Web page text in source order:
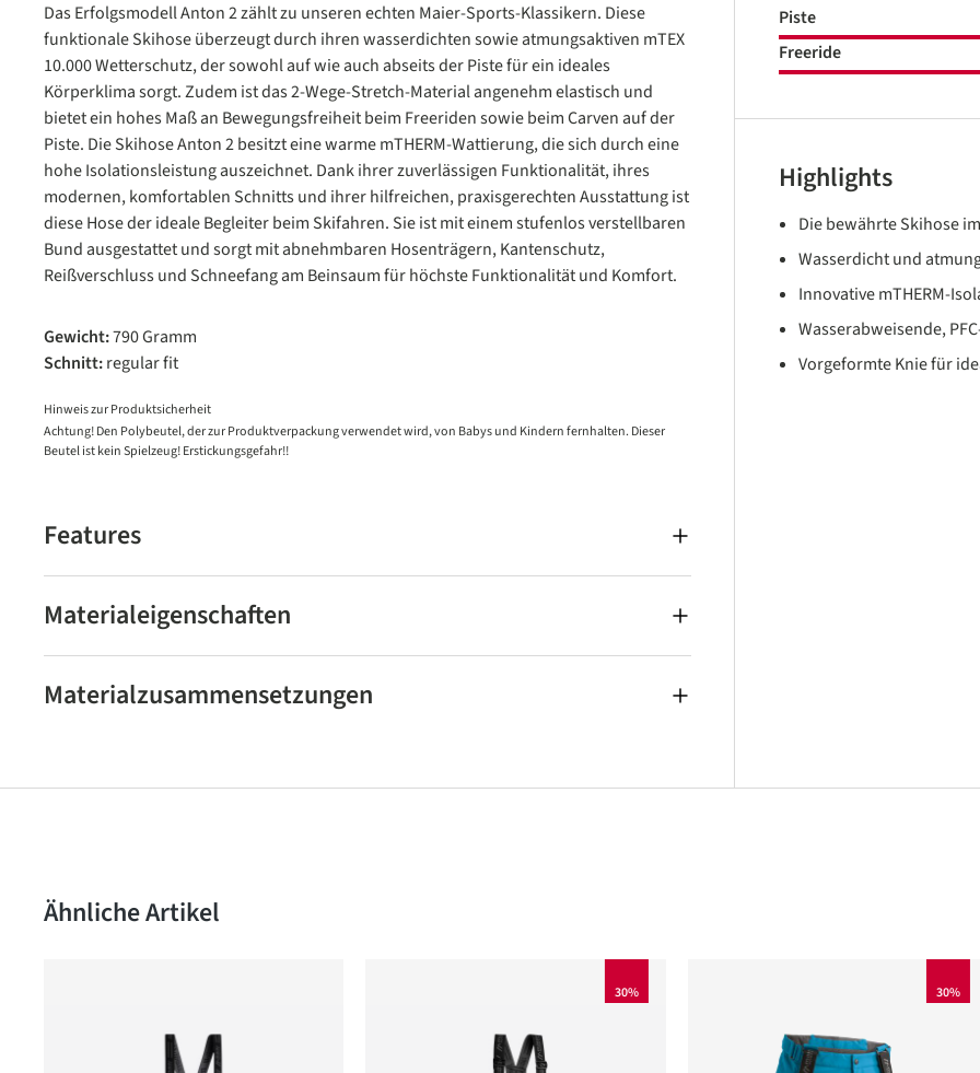
Das Erfolgsmodell Anton 2 zählt zu unseren echten Maier-Sports-Klassikern. Diese
funktionale Skihose überzeugt durch ihren wasserdichten sowie atmungsaktiven mTEX
10.000 Wetterschutz, der sowohl auf wie auch abseits der Piste für ein ideales
Körperklima sorgt. Zudem ist das 2-Wege-Stretch-Material angenehm elastisch und
bietet ein hohes Maß an Bewegungsfreiheit beim Freeriden sowie beim Carven auf der
Piste. Die Skihose Anton 2 besitzt eine warme mTHERM-Wattierung, die sich durch eine
hohe Isolationsleistung auszeichnet. Dank ihrer zuverlässigen Funktionalität, ihres
modernen, komfortablen Schnitts und ihrer hilfreichen, praxisgerechten Ausstattung ist
diese Hose der ideale Begleiter beim Skifahren. Sie ist mit einem stufenlos verstellbaren
Bund ausgestattet und sorgt mit abnehmbaren Hosenträgern, Kantenschutz,
Reißverschluss und Schneefang am Beinsaum für höchste Funktionalität und Komfort.
Gewicht:790 Gramm
Schnitt:regular fit
Hinweis zur Produktsicherheit
Achtung! Den Polybeutel, der zur Produktverpackung verwendet wird, von Babys und Kindern fernhalten. Dieser
Beutel ist kein Spielzeug! Erstickungsgefahr!!
Features
Materialeigenschaften
Materialzusammensetzungen
Piste
Freeride
Highlights
Die bewährte Skihose
Wasserdicht und
Innovative mTHERM-
Wasserabweisende,
Vorgeformte Knie für
Produktgalerie überspringen
Ähnliche Artikel
30% 30%